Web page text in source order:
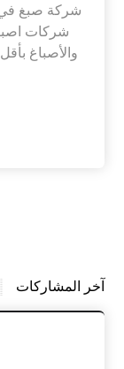
شركات
والأصباغ
آخر المشاركات